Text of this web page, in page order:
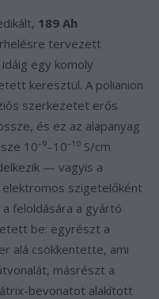
189 Ah
tervezett
egy komoly
keresztül. A polianion
szerkezetet erős
és ez az alapanyag
10⁻⁹–10⁻¹⁰ S/cm
— vagyis a
szigetelőként
a feloldására a gyártó
be: egyrészt a
alá csökkentette, ami
másrészt a
bevonatot alakított